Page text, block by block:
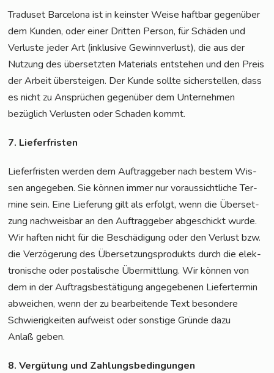
Tra­du­set Bar­ce­lo­na ist in keins­ter Wei­se haft­bar gegen­über
dem Kun­den, oder einer Drit­ten Per­son, für Schä­den und
Ver­lus­te jeder Art (inklu­si­ve Gewinn­ver­lust), die aus der
Nut­zung des über­setz­ten Mate­ri­als ent­ste­hen und den Preis
der Arbeit über­stei­gen. Der Kun­de soll­te sicher­stel­len, dass
es nicht zu Ansprü­chen gegen­über dem Unter­neh­men
bezüg­lich Ver­lus­ten oder Scha­den kommt.
7. Lie­fer­fris­ten
Lie­fer­fris­ten wer­den dem Auf­trag­ge­ber nach bes­tem Wis­
sen ange­ge­ben. Sie kön­nen immer nur vor­aus­sicht­li­che Ter­
mi­ne sein. Eine Lie­fe­rung gilt als erfolgt, wenn die Über­set­
zung nach­weis­bar an den Auf­trag­ge­ber abge­schickt wur­de.
Wir haf­ten nicht für die Beschä­di­gung oder den Ver­lust bzw.
die Ver­zö­ge­rung des Über­set­zungs­pro­dukts durch die elek­
tro­ni­sche oder pos­ta­li­sche Über­mitt­lung. Wir kön­nen von
dem in der Auf­trags­be­stä­ti­gung ange­ge­be­nen Lie­fer­ter­min
abwei­chen, wenn der zu bear­bei­ten­de Text beson­de­re
Schwie­rig­kei­ten auf­weist oder sons­ti­ge Grün­de dazu
Anlaß geben.
8. Ver­gü­tung und Zahlungsbedingungen